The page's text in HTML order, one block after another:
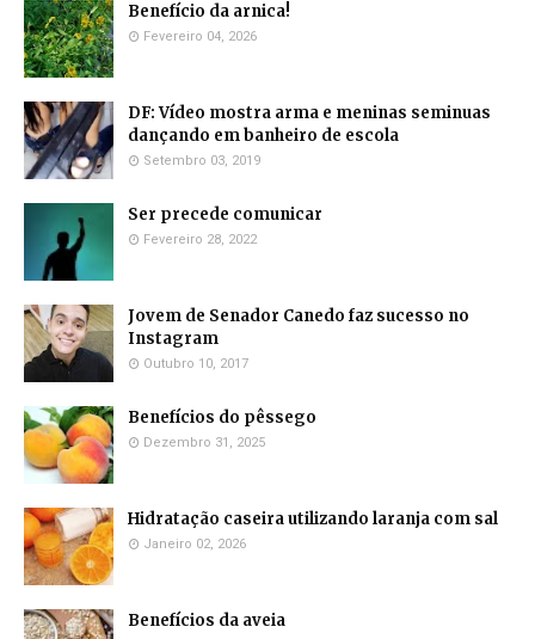
Benefício da arnica!
Fevereiro 04, 2026
DF: Vídeo mostra arma e meninas seminuas
dançando em banheiro de escola
Setembro 03, 2019
Ser precede comunicar
Fevereiro 28, 2022
Jovem de Senador Canedo faz sucesso no
Instagram
Outubro 10, 2017
Benefícios do pêssego
Dezembro 31, 2025
Hidratação caseira utilizando laranja com sal
Janeiro 02, 2026
Benefícios da aveia